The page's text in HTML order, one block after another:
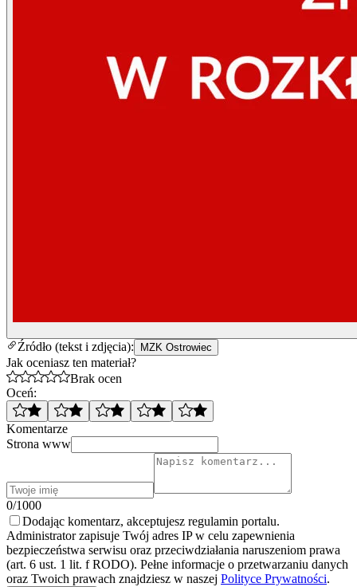
Źródło (tekst i zdjęcia): MZK Ostrowiec
Jak oceniasz ten materiał?
Brak ocen
Oceń:
Komentarze
Strona www
0/1000
Dodając komentarz, akceptujesz regulamin portalu.
Administrator zapisuje Twój adres IP w celu zapewnienia
bezpieczeństwa serwisu oraz przeciwdziałania naruszeniom prawa
(art. 6 ust. 1 lit. f RODO). Pełne informacje o przetwarzaniu danych
oraz Twoich prawach znajdziesz w naszej Polityce Prywatności.